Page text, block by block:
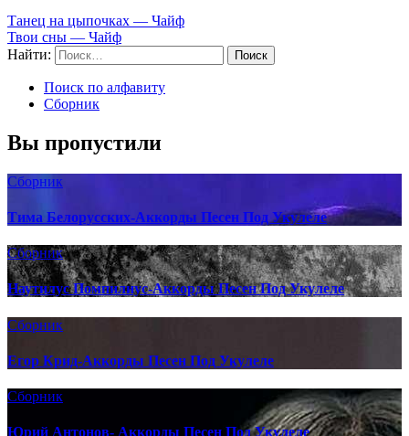
Танец на цыпочках — Чайф
Твои сны — Чайф
Найти:
Поиск по алфавиту
Сборник
Вы пропустили
Сборник
Тима Белорусских-Аккорды Песен Под Укулеле
Сборник
Наутилус Помпилиус-Аккорды Песен Под Укулеле
Сборник
Егор Крид-Аккорды Песен Под Укулеле
Сборник
Юрий Антонов- Аккорды Песен Под Укулеле